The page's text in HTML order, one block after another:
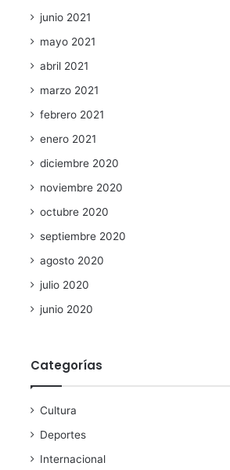
junio 2021
mayo 2021
abril 2021
marzo 2021
febrero 2021
enero 2021
diciembre 2020
noviembre 2020
octubre 2020
septiembre 2020
agosto 2020
julio 2020
junio 2020
Categorías
Cultura
Deportes
Internacional